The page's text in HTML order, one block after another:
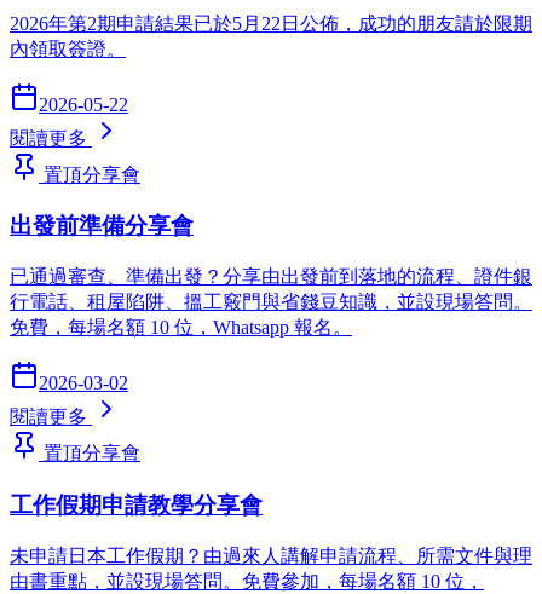
2026年第2期申請結果已於5月22日公佈，成功的朋友請於限期
內領取簽證。
2026-05-22
閱讀更多
置頂分享會
出發前準備分享會
已通過審查、準備出發？分享由出發前到落地的流程、證件銀
行電話、租屋陷阱、搵工竅門與省錢豆知識，並設現場答問。
免費，每場名額 10 位，Whatsapp 報名。
2026-03-02
閱讀更多
置頂分享會
工作假期申請教學分享會
未申請日本工作假期？由過來人講解申請流程、所需文件與理
由書重點，並設現場答問。免費參加，每場名額 10 位，